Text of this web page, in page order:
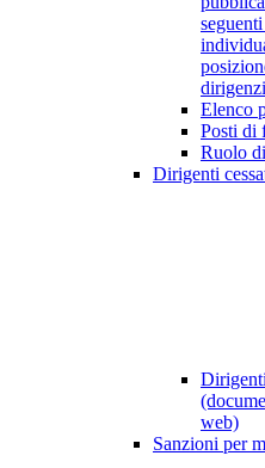
Elenco
Posti di
Ruolo
Dirigenti
web)
Sanzioni per